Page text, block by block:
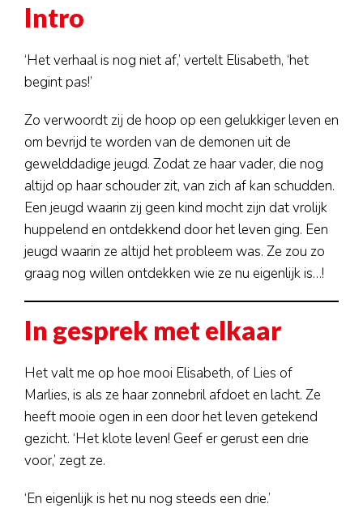
ANBI
Activiteiten
Contact
Doneren
Intro
‘Het verhaal is nog niet af,’ vertelt Elisabeth, ‘het
begint pas!’
Zo verwoordt zij de hoop op een gelukkiger leven en
om bevrijd te worden van de demonen uit de
gewelddadige jeugd. Zodat ze haar vader, die nog
altijd op haar schouder zit, van zich af kan schudden.
Een jeugd waarin zij geen kind mocht zijn dat vrolijk
huppelend en ontdekkend door het leven ging. Een
jeugd waarin ze altijd het probleem was. Ze zou zo
graag nog willen ontdekken wie ze nu eigenlijk is…!
In gesprek met elkaar
Het valt me op hoe mooi Elisabeth, of Lies of
Marlies, is als ze haar zonnebril afdoet en lacht. Ze
heeft mooie ogen in een door het leven getekend
gezicht. ‘Het klote leven! Geef er gerust een drie
voor,’ zegt ze.
‘En eigenlijk is het nu nog steeds een drie.’